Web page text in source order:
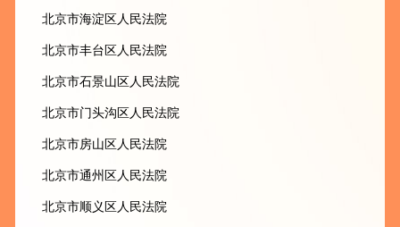
北京市海淀区人民法院
北京市丰台区人民法院
北京市石景山区人民法院
北京市门头沟区人民法院
北京市房山区人民法院
北京市通州区人民法院
北京市顺义区人民法院